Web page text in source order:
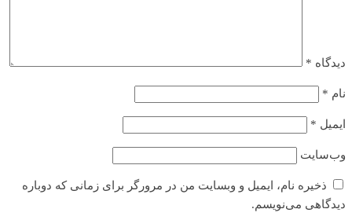
دیدگاه *
نام *
ایمیل *
وب‌سایت
ذخیره نام، ایمیل و وبسایت من در مرورگر برای زمانی که دوباره
دیدگاهی می‌نویسم.